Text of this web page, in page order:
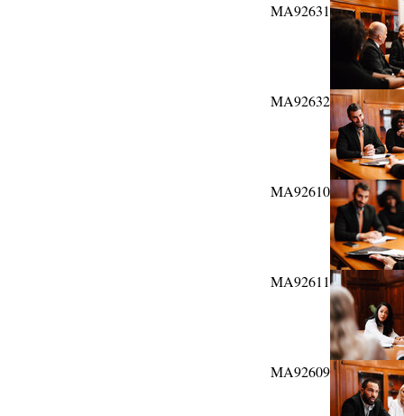
MA92631
MA92632
MA92610
MA92611
MA92609